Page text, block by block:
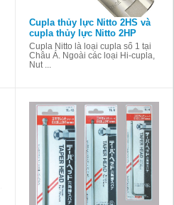
Cupla thủy lực Nitto 2HS và
cupla thủy lực Nitto 2HP
Cupla Nitto là loại cupla số 1 tại
Châu Á. Ngoài các loại Hi-cupla,
Nut ...